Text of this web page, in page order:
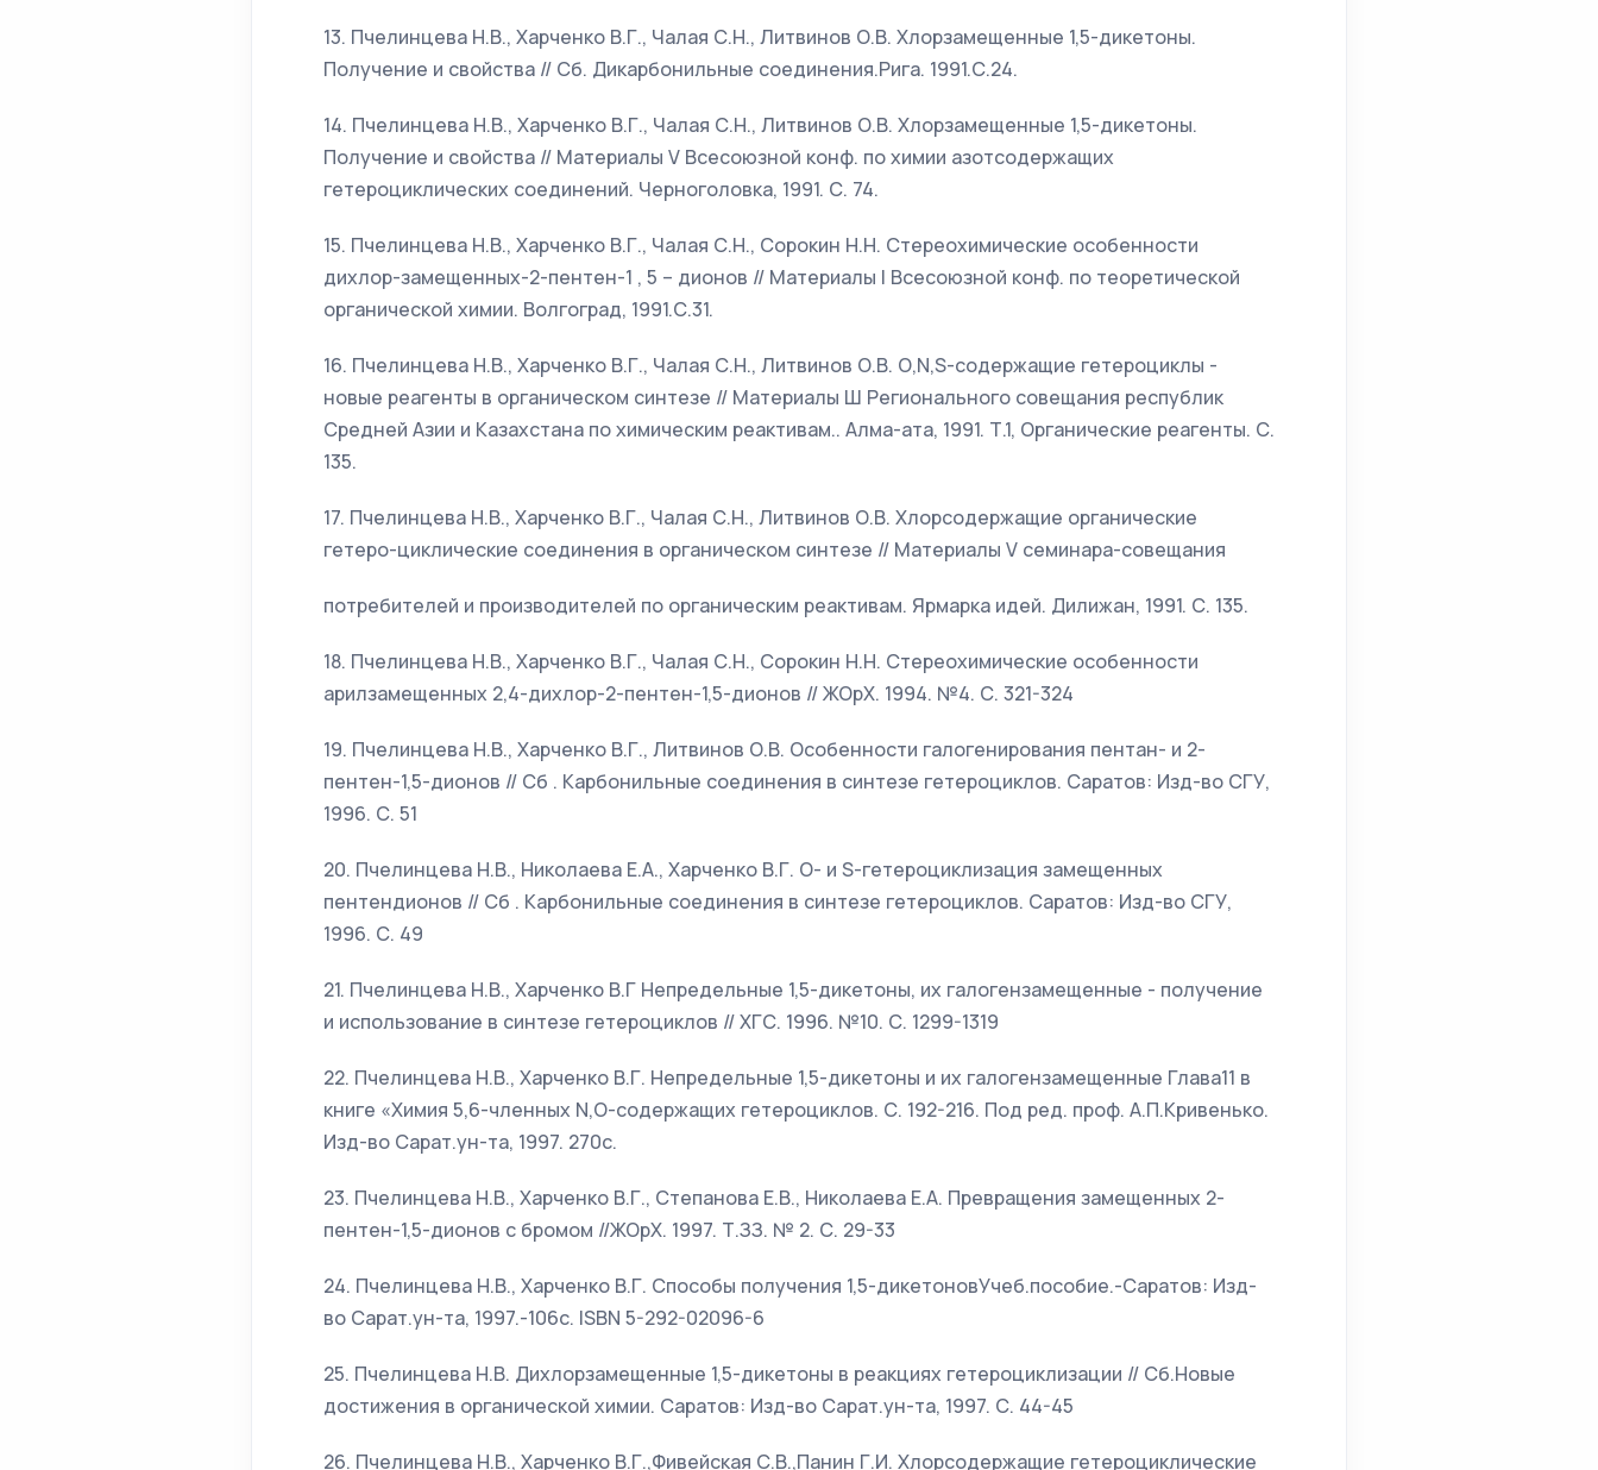
13. Пчелинцева Н.В., Харченко В.Г., Чалая С.Н., Литвинов О.В. Хлорзамещенные 1,5-дикетоны.
Получение и свойства // Сб. Дикарбонильные соединения.Рига. 1991.С.24.
14. Пчелинцева Н.В., Харченко В.Г., Чалая С.Н., Литвинов О.В. Хлорзамещенные 1,5-дикетоны.
Получение и свойства // Материалы V Всесоюзной конф. по химии азотсодержащих
гетероциклических соединений. Черноголовка, 1991. С. 74.
15. Пчелинцева Н.В., Харченко В.Г., Чалая С.Н., Сорокин Н.Н. Стереохимические особенности
дихлор-замещенных-2-пентен-1 , 5 – дионов // Материалы I Всесоюзной конф. по теоретической
органической химии. Волгоград, 1991.С.31.
16. Пчелинцева Н.В., Харченко В.Г., Чалая С.Н., Литвинов О.В. О,N,S-содержащие гетероциклы -
новые реагенты в органическом синтезе // Материалы Ш Регионального совещания республик
Средней Азии и Казахстана по химическим реактивам.. Алма-ата, 1991. Т.1, Органические реагенты. С.
135.
17. Пчелинцева Н.В., Харченко В.Г., Чалая С.Н., Литвинов О.В. Хлорсодержащие органические
гетеро-циклические соединения в органическом синтезе // Материалы V семинара-совещания
потребителей и производителей по органическим реактивам. Ярмарка идей. Дилижан, 1991. С. 135.
18. Пчелинцева Н.В., Харченко В.Г., Чалая С.Н., Сорокин Н.Н. Стереохимические особенности
арилзамещенных 2,4-дихлор-2-пентен-1,5-дионов // ЖОрХ. 1994. №4. С. 321-324
19. Пчелинцева Н.В., Харченко В.Г., Литвинов О.В. Особенности галогенирования пентан- и 2-
пентен-1,5-дионов // Сб . Карбонильные соединения в синтезе гетероциклов. Саратов: Изд-во СГУ,
1996. С. 51
20. Пчелинцева Н.В., Николаева Е.А., Харченко В.Г. О- и S-гетероциклизация замещенных
пентендионов // Сб . Карбонильные соединения в синтезе гетероциклов. Саратов: Изд-во СГУ,
1996. С. 49
21. Пчелинцева Н.В., Харченко В.Г Непредельные 1,5-дикетоны, их галогензамещенные - получение
и использование в синтезе гетероциклов // ХГС. 1996. №10. С. 1299-1319
22. Пчелинцева Н.В., Харченко В.Г. Непредельные 1,5-дикетоны и их галогензамещенные Глава11 в
книге «Химия 5,6-членных N,О-содержащих гетероциклов. С. 192-216. Под ред. проф. А.П.Кривенько.
Изд-во Сарат.ун-та, 1997. 270с.
23. Пчелинцева Н.В., Харченко В.Г., Степанова Е.В., Николаева Е.А. Превращения замещенных 2-
пентен-1,5-дионов с бромом //ЖОрХ. 1997. Т.ЗЗ. № 2. С. 29-33
24. Пчелинцева Н.В., Харченко В.Г. Способы получения 1,5-дикетоновУчеб.пособие.-Саратов: Изд-
во Сарат.ун-та, 1997.-106с. ISBN 5-292-02096-6
25. Пчелинцева Н.В. Дихлорзамещенные 1,5-дикетоны в реакциях гетероциклизации // Сб.Новые
достижения в органической химии. Саратов: Изд-во Сарат.ун-та, 1997. С. 44-45
26. Пчелинцева Н.В., Харченко В.Г.,Фивейская С.В.,Панин Г.И. Хлорсодержащие гетероциклические